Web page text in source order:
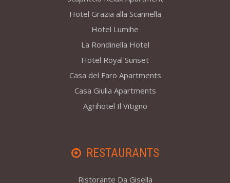
Hotel Grazia alla Scannella
Hotel Lumihe
La Rondinella Hotel
Hotel Royal Sunset
Casa del Faro Apartments
Casa Giulia Apartments
Agrihotel Il Vitigno
RESTAURANTS
Ristorante Da Gisella